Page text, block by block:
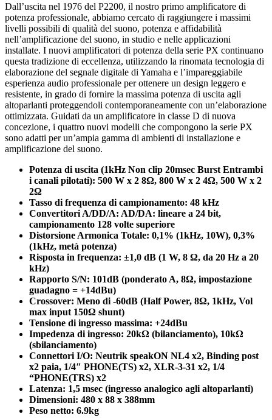
Dall’uscita nel 1976 del P2200, il nostro primo amplificatore di
potenza professionale, abbiamo cercato di raggiungere i massimi
livelli possibili di qualità del suono, potenza e affidabilità
nell’amplificazione del suono, in studio e nelle applicazioni
installate. I nuovi amplificatori di potenza della serie PX continuano
questa tradizione di eccellenza, utilizzando la rinomata tecnologia di
elaborazione del segnale digitale di Yamaha e l’impareggiabile
esperienza audio professionale per ottenere un design leggero e
resistente, in grado di fornire la massima potenza di uscita agli
altoparlanti proteggendoli contemporaneamente con un’elaborazione
ottimizzata. Guidati da un amplificatore in classe D di nuova
concezione, i quattro nuovi modelli che compongono la serie PX
sono adatti per un’ampia gamma di ambienti di installazione e
amplificazione del suono.
Potenza di uscita (1kHz Non clip 20msec Burst Entrambi
i canali pilotati): 500 W x 2 8Ω, 800 W x 2 4Ω, 500 W x 2
2Ω
Tasso di frequenza di campionamento: 48 kHz
Convertitori A/DD/A: AD/DA: lineare a 24 bit,
campionamento 128 volte superiore
Distorsione Armonica Totale: 0,1% (1kHz, 10W), 0,3%
(1kHz, metà potenza)
Risposta in frequenza: ±1,0 dB (1 W, 8 Ω, da 20 Hz a 20
kHz)
Rapporto S/N: 101dB (ponderato A, 8Ω, impostazione
guadagno = +14dBu)
Crossover: Meno di -60dB (Half Power, 8Ω, 1kHz, Vol
max input 150Ω shunt)
Tensione di ingresso massima: +24dBu
Impedenza di ingresso: 20kΩ (bilanciamento), 10kΩ
(sbilanciamento)
Connettori I/O: Neutrik speakON NL4 x2, Binding post
x2 paia, 1/4″ PHONE(TS) x2, XLR-3-31 x2, 1/4
“PHONE(TRS) x2
Latenza: 1,5 msec (ingresso analogico agli altoparlanti)
Dimensioni: 480 x 88 x 388mm
Peso netto: 6.9kg